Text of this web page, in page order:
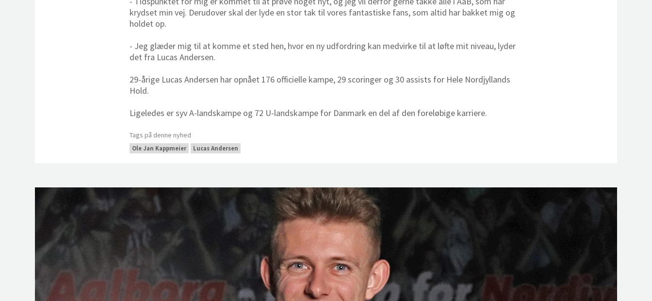
krydset min vej. Derudover skal der lyde en stor tak til vores fantastiske fans, som altid har bakket mig og
holdet op.
- Jeg glæder mig til at komme et sted hen, hvor en ny udfordring kan medvirke til at løfte mit niveau, lyder
det fra Lucas Andersen.
29-årige Lucas Andersen har opnået 176 officielle kampe, 29 scoringer og 30 assists for Hele Nordjyllands
Hold.
Ligeledes er syv A-landskampe og 72 U-landskampe for Danmark en del af den foreløbige karriere.
Tags på denne nyhed
Ole Jan Kappmeier Lucas Andersen